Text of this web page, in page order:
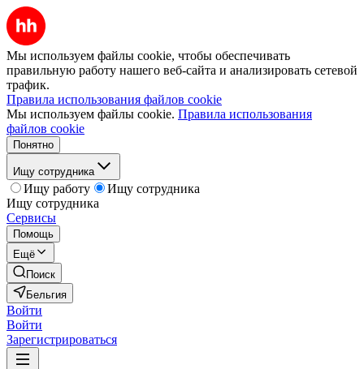
Мы используем файлы cookie, чтобы обеспечивать
правильную работу нашего веб-сайта и анализировать сетевой
трафик.
Правила использования файлов cookie
Мы используем файлы cookie. Правила использования
файлов cookie
Понятно
Ищу сотрудника
Ищу работу
Ищу сотрудника
Ищу сотрудника
Сервисы
Помощь
Ещё
Поиск
Бельгия
Войти
Войти
Зарегистрироваться